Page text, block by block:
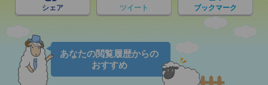
シェア ツイート ブックマーク
あなたの閲覧履歴からの
おすすめ